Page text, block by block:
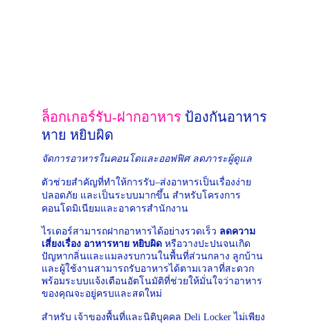
ล็อกเกอร์รับ-ฝากอาหาร ป้องกันอาหาร
หาย หยิบผิด
จัดการอาหารในคอนโดและออฟฟิศ ลดภาระผู้ดูแล
ตัวช่วยสำคัญที่ทำให้การรับ–ส่งอาหารเป็นเรื่องง่าย
ปลอดภัย และเป็นระบบมากขึ้น สำหรับโครงการ
คอนโดมิเนียมและอาคารสำนักงาน
ไรเดอร์สามารถฝากอาหารได้อย่างรวดเร็ว ลดความ
เสี่ยงเรื่อง อาหารหาย หยิบผิด หรือวางปะปนจนเกิด
ปัญหากลิ่นและแมลงรบกวนในพื้นที่ส่วนกลาง ลูกบ้าน
และผู้ใช้งานสามารถรับอาหารได้ตามเวลาที่สะดวก
พร้อมระบบแจ้งเตือนอัตโนมัติที่ช่วยให้มั่นใจว่าอาหาร
ของคุณจะอยู่ครบและสดใหม่
สำหรับ เจ้าของพื้นที่และนิติบุคคล Deli Locker ไม่เพียง